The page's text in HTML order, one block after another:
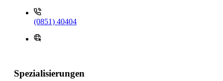
(0851) 40404
Spezialisierungen